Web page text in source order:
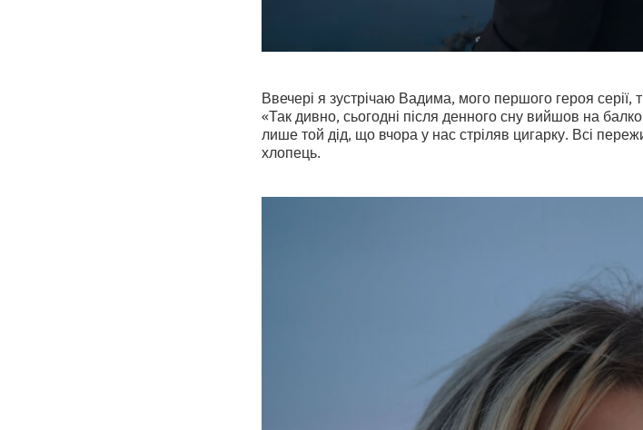
Ввечері я зустрічаю Вадима, мого першого героя серії,
«Так дивно, сьогодні після денного сну вийшов на
лише той дід, що вчора у нас стріляв цигарку. Всі
хлопець.